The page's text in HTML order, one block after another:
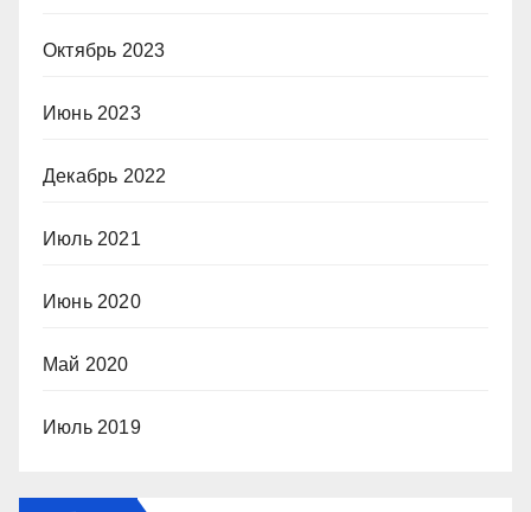
Октябрь 2023
Июнь 2023
Декабрь 2022
Июль 2021
Июнь 2020
Май 2020
Июль 2019